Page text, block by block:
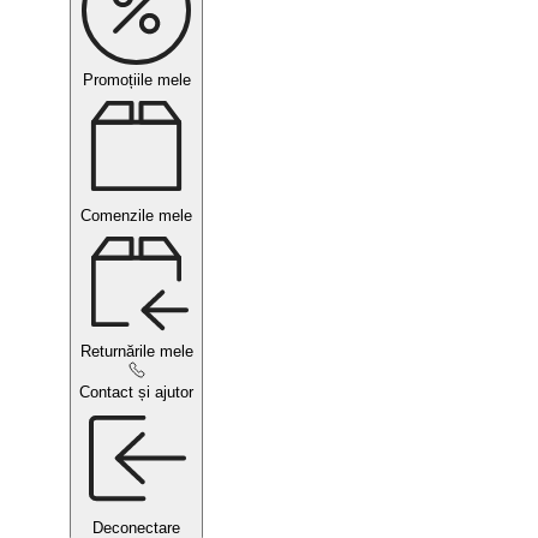
Promoțiile mele
Comenzile mele
Returnările mele
Contact și ajutor
Deconectare